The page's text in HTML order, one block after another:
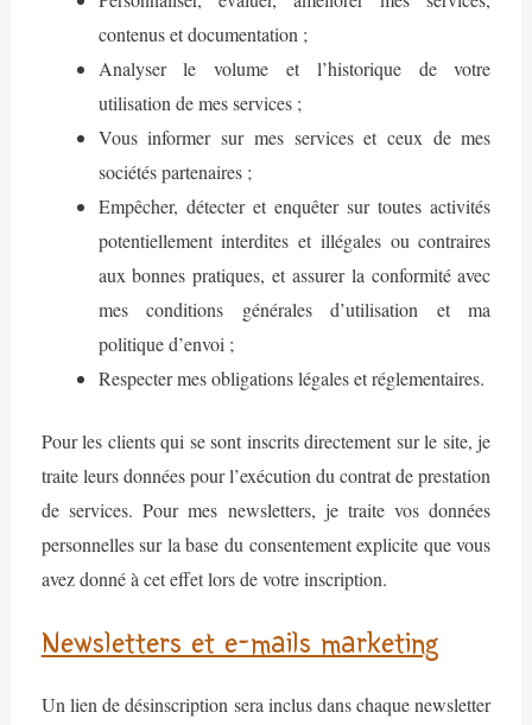
contenus et documentation ;
Analyser le volume et l’historique de votre
utilisation de mes services ;
Vous informer sur mes services et ceux de mes
sociétés partenaires ;
Empêcher, détecter et enquêter sur toutes activités
potentiellement interdites et illégales ou contraires
aux bonnes pratiques, et assurer la conformité avec
mes conditions générales d’utilisation et ma
politique d’envoi ;
Respecter mes obligations légales et réglementaires.
Pour les clients qui se sont inscrits directement sur le site, je
traite leurs données pour l’exécution du contrat de prestation
de services. Pour mes newsletters, je traite vos données
personnelles sur la base du consentement explicite que vous
avez donné à cet effet lors de votre inscription.
Newsletters et e-mails marketing
Un lien de désinscription sera inclus dans chaque newsletter